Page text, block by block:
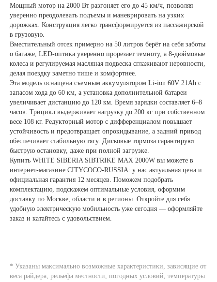
Мощный мотор на 2000 Вт разгоняет его до 45 км/ч, позволяя
уверенно преодолевать подъемы и маневрировать на узких
дорожках. Конструкция легко трансформируется из пассажирской
в грузовую.
Вместительный отсек примерно на 50 литров берёт на себя заботы
о багажe, LED-оптика уверенно прорезает темноту, а 8-дюймовые
колеса и регулируемая масляная подвеска сглаживают неровности,
делая поездку заметно тише и комфортнее.
Эта модель оснащена съемным аккумулятором Li-ion 60V 21Ah с
запасом хода до 60 км, а установка дополнительной батареи
увеличивает дистанцию до 120 км. Время зарядки составляет 6–8
часов. Трицикл выдерживает нагрузку до 200 кг при собственном
весе 108 кг. Редукторный мотор с дифференциалом повышает
устойчивость и предотвращает опрокидывание, а задний привод
обеспечивает стабильную тягу. Дисковые тормоза гарантируют
быструю остановку, даже при полной загрузке.
Купить WHITE SIBERIA SIBTRIKE MAX 2000W вы можете в
интернет-магазине CITYCOCO-RUSSIA: у нас актуальная цена и
официальная гарантия 12 месяцев. Поможем подобрать
комплектацию, подскажем оптимальные условия, оформим
доставку по Москве, области и в регионы. Откройте для себя
удобную электрическую мобильность уже сегодня — оформляйте
заказ и катайтесь с удовольствием.
* Указаны максимально возможные характеристики, зависящие от
веса райдера, рельефа местности, погодных условий, температуры